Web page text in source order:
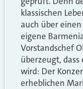
klassischen
auch über
eigene
Vorstandschef
überzeugt,
wird: Der
erheblichen